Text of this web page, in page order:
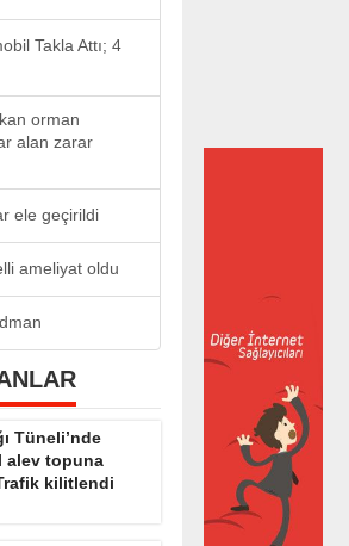
Takla Attı; 4
orman
alan zarar
ele geçirildi
ameliyat oldu
Tüneli’nde
alev topuna
kilitlendi